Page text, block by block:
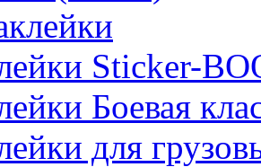
Sticker-
Боевая
для